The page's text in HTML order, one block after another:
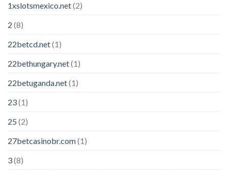
1xslotsmexico.net(2)
2 (8)
22betcd.net(1)
22bethungary.net(1)
22betuganda.net(1)
23(1)
25 (2)
27betcasinobr.com(1)
3(8)